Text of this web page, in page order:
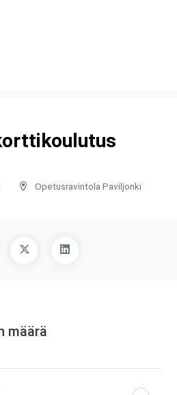
Opetusravintola Paviljonki
määrä